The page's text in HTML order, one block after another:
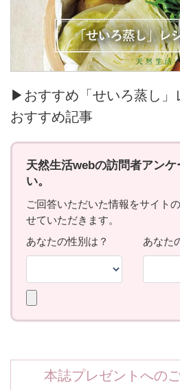
▶おすすめ「せいろ蒸し」
おすすめ記事
本誌プレゼントへの